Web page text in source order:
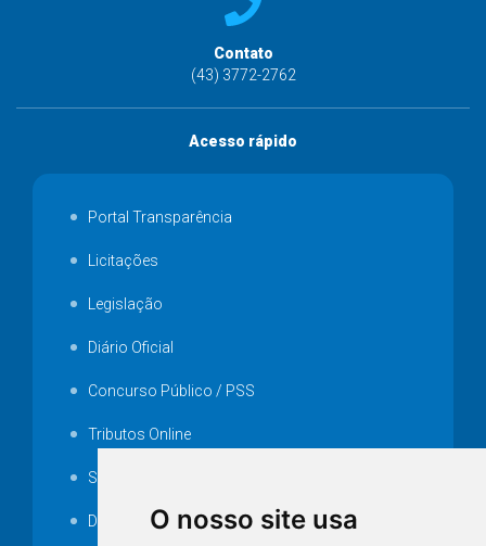
O nosso site usa
Contato
(43) 3772-2762
Acesso rápido
Portal Transparência
Licitações
Legislação
Diário Oficial
Concurso Público / PSS
Tributos Online
Serviços ISS-E
Decretos